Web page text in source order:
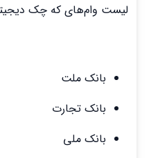
لیست وام‌های که چک
بانک ملت
بانک تجارت
بانک ملی